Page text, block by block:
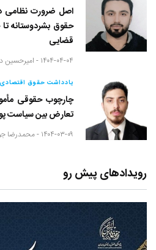
اصل ضرورت نظامی
حقوق بشردوستانه تا
قضایی
۱۴۰۴-۰۴-۰۴ - امیرحسین
یادداشت حقوق اقتصادی
چارچوب حقوقی
تعارض بین سیاست
۱۴۰۴-۰۳-۰۹ - محمدرضا
رویدادهای پیش رو